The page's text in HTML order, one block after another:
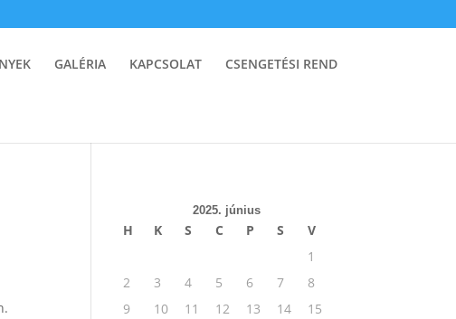
GALÉRIA KAPCSOLAT CSENGETÉSI REND
2025. június
H K S C P S
V
1
2
3 4 5 6 7
8
9
10 11 12 13 14
15